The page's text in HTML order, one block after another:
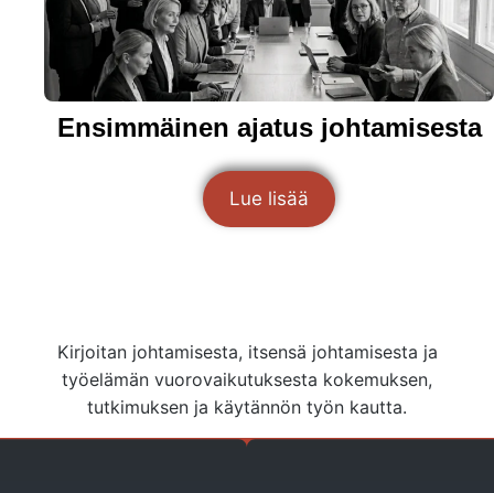
Ensimmäinen ajatus johtamisesta
Lue lisää
Kirjoitan johtamisesta, itsensä johtamisesta ja
työelämän vuorovaikutuksesta kokemuksen,
tutkimuksen ja käytännön työn kautta.